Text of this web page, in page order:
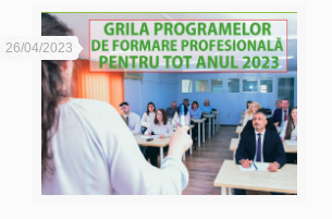
26/04/2023